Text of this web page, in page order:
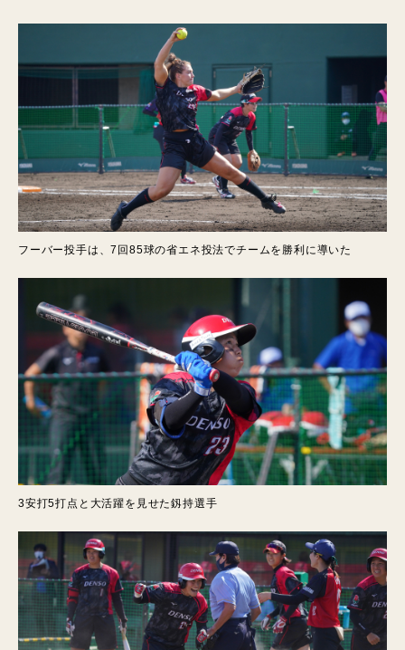
フーバー投手は、7回85球の省エネ投法でチームを勝利に導いた
3安打5打点と大活躍を見せた釼持選手